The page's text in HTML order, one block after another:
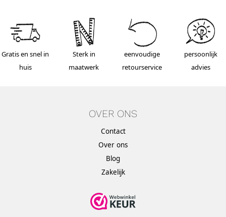
Gratis en snel in
huis
Sterk in
maatwerk
eenvoudige
retourservice
persoonlijk
advies
OVER ONS
Contact
Over ons
Blog
Zakelijk